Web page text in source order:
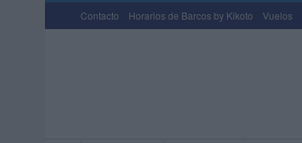
Contacto Horarios de Barcos by Kikoto Vuelos